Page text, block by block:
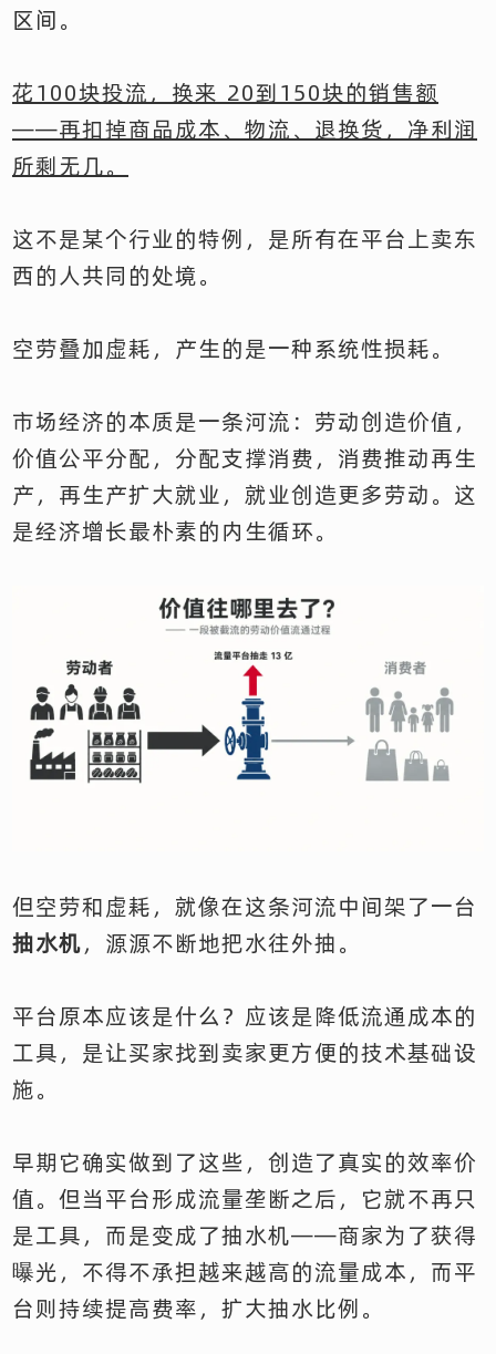
区间。
花100块投流，换来 20到150块的销售额
——再扣掉商品成本、物流、退换货，净利润
所剩无几。
这不是某个行业的特例，是所有在平台上卖东
西的人共同的处境。
空劳叠加虚耗，产生的是一种系统性损耗。
市场经济的本质是一条河流：劳动创造价值，
价值公平分配，分配支撑消费，消费推动再生
产，再生产扩大就业，就业创造更多劳动。这
是经济增长最朴素的内生循环。
但空劳和虚耗，就像在这条河流中间架了一台
抽水机，源源不断地把水往外抽。
平台原本应该是什么？应该是降低流通成本的
工具，是让买家找到卖家更方便的技术基础设
施。
早期它确实做到了这些，创造了真实的效率价
值。但当平台形成流量垄断之后，它就不再只
是工具，而是变成了抽水机——商家为了获得
曝光，不得不承担越来越高的流量成本，而平
台则持续提高费率，扩大抽水比例。